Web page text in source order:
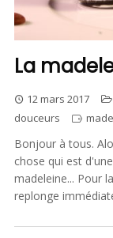
La
12 mars 2017
douceurs
Bonjour à tous.
chose qui est
madeleine... Pour
replonge